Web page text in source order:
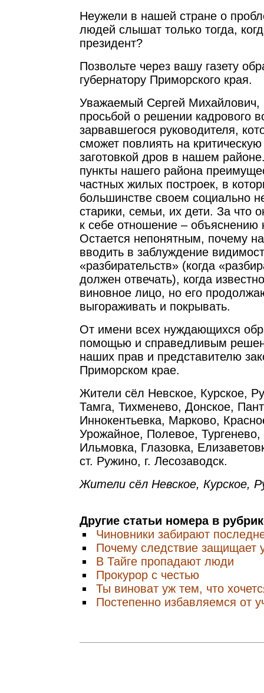
Неужели в нашей стране о
людей слышат только тогда,
президент?
Позвольте через вашу газету
губернатору Приморского края.
Уважаемый Сергей
просьбой о решении кадрового
зарвавшегося руководителя,
сможет повлиять на
заготовкой дров в нашем
пункты нашего района
частных жилых построек, в
большинстве своем социально
старики, семьи, их дети. За что
к себе отношение – объяснению
Остается непонятным, почему
вводить в заблуждение
«разбирательств» (когда
должен отвечать), когда
виновное лицо, но его
выгораживать и покрывать.
От имени всех нуждающихся
помощью и справедливым
наших прав и представителю
Приморском крае.
Жители сёл Невское, Курское,
Тамга, Тихменево, Донское,
Иннокентьевка, Марково,
Урожайное, Полевое,
Ильмовка, Глазовка,
ст. Ружино, г. Лесозаводск.
Жители сёл Невское, Курское,
Другие статьи номера в
Чиновники забирают
Почему следствие защищает
В Тайге пропадают люди
Прокурор с честью
Ты виноват уж тем, что
Постепенно избавляемся от